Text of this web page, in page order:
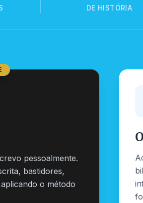
DE HISTÓRIA
pessoalmente.
bastidores,
o método